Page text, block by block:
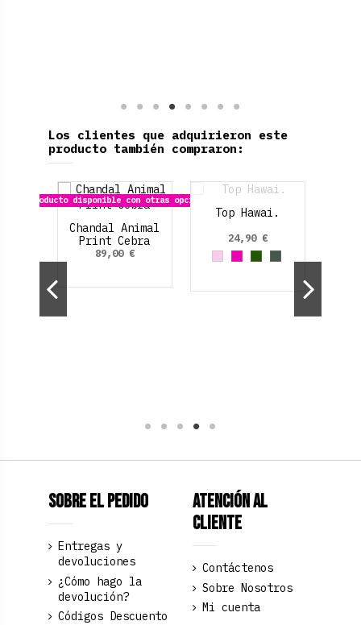
Los clientes que adquirieron este
producto también compraron:
Producto disponible con otras opciones
Sobre el pedido
Entregas y
devoluciones
¿Cómo hago la
devolución?
Códigos Descuento
Atención al
Cliente
Contáctenos
Sobre Nosotros
Mi cuenta